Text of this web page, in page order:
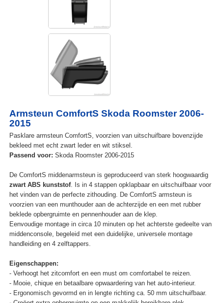
Armsteun ComfortS Skoda Roomster 2006-
2015
Pasklare armsteun ComfortS, voorzien van uitschuifbare bovenzijde
bekleed met echt zwart leder en wit stiksel.
Passend voor: Skoda Roomster 2006-2015
De ComfortS middenarmsteun is geproduceerd van sterk hoogwaardig
zwart ABS kunststof. Is in 4 stappen opklapbaar en uitschuifbaar voor
het vinden van de perfecte zithouding. De ComfortS armsteun is
voorzien van een munthouder aan de achterzijde en een met rubber
beklede opbergruimte en pennenhouder aan de klep.
Eenvoudige montage in circa 10 minuten op het achterste gedeelte van
middenconsole, begeleid met een duidelijke, universele montage
handleiding en 4 zelftappers.
Eigenschappen:
- Verhoogt het zitcomfort en een must om comfortabel te reizen.
- Mooie, chique en betaalbare opwaardering van het auto-interieur.
- Ergonomisch gevormd en in lengte richting ca. 50 mm uitschuifbaar.